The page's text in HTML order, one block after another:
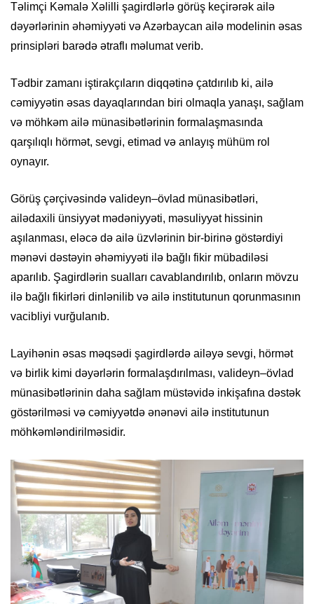
Təlimçi Kəmalə Xəlilli şagirdlərlə görüş keçirərək ailə
dəyərlərinin əhəmiyyəti və Azərbaycan ailə modelinin əsas
prinsipləri barədə ətraflı məlumat verib.
Tədbir zamanı iştirakçıların diqqətinə çatdırılıb ki, ailə
cəmiyyətin əsas dayaqlarından biri olmaqla yanaşı, sağlam
və möhkəm ailə münasibətlərinin formalaşmasında
qarşılıqlı hörmət, sevgi, etimad və anlayış mühüm rol
oynayır.
Görüş çərçivəsində valideyn–övlad münasibətləri,
ailədaxili ünsiyyət mədəniyyəti, məsuliyyət hissinin
aşılanması, eləcə də ailə üzvlərinin bir-birinə göstərdiyi
mənəvi dəstəyin əhəmiyyəti ilə bağlı fikir mübadiləsi
aparılıb. Şagirdlərin sualları cavablandırılıb, onların mövzu
ilə bağlı fikirləri dinlənilib və ailə institutunun qorunmasının
vacibliyi vurğulanıb.
Layihənin əsas məqsədi şagirdlərdə ailəyə sevgi, hörmət
və birlik kimi dəyərlərin formalaşdırılması, valideyn–övlad
münasibətlərinin daha sağlam müstəvidə inkişafına dəstək
göstərilməsi və cəmiyyətdə ənənəvi ailə institutunun
möhkəmləndirilməsidir.